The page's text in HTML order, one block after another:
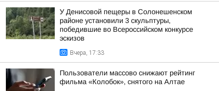
У Денисовой пещеры в Солонешенском
районе установили 3 скульптуры,
победившие во Всероссийском конкурсе
эскизов
Вчера, 17:33
Пользователи массово снижают рейтинг
фильма «Колобок», снятого на Алтае